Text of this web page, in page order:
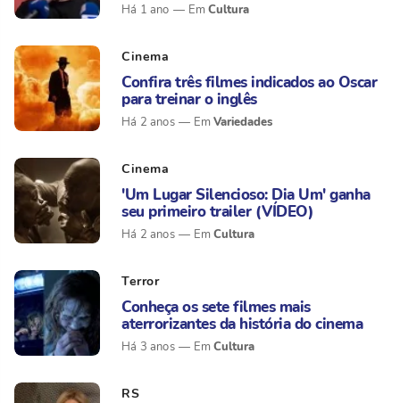
Há 1 ano Cultura
Cinema
Confira três filmes indicados ao Oscar
para treinar o inglês
Há 2 anos Variedades
Cinema
'Um Lugar Silencioso: Dia Um' ganha
seu primeiro trailer (VÍDEO)
Há 2 anos Cultura
Terror
Conheça os sete filmes mais
aterrorizantes da história do cinema
Há 3 anos Cultura
RS